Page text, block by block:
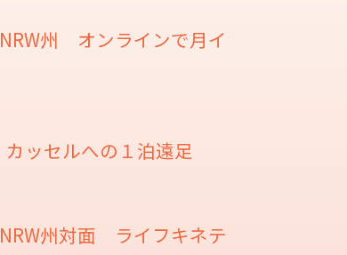
NRW州 オンラインで月イ
カッセルへの１泊遠足
NRW州対面 ライフキネテ